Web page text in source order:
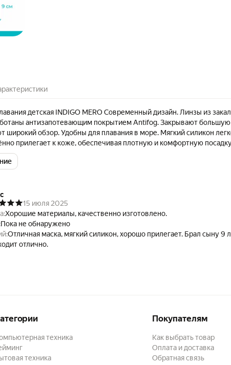
детская INDIGO MERO Современный дизайн. Линзы из
антизапотевающим покрытием Antifog. Закрывают большую
широкий обзор. Удобны для плавания в море. Мягкий силикон
прилегает к коже, обеспечивая плотную и комфортную
сеткой на затылке дает дополнительную фиксацию.
очки детские и подростковые подходят, как для тренировок в
15 июля 2025
Хорошие материалы, качественно изготовлено.
Пока не обнаружено
Отличная маска, мягкий силикон, хорошо прилегает. Брал сыну 9
отлично.
техника
техника
Покупателям
Как выбрать товар
Оплата и доставка
Обратная связь